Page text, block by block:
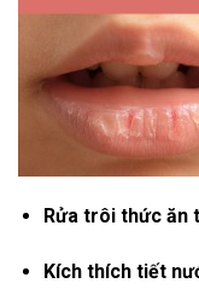
Rửa trôi thức ăn
Kích thích tiết